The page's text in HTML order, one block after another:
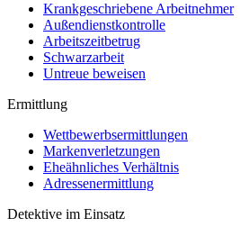
Krankgeschriebene Arbeitnehmer
Außendienstkontrolle
Arbeitszeitbetrug
Schwarzarbeit
Untreue beweisen
Ermittlung
Wettbewerbsermittlungen
Markenverletzungen
Eheähnliches Verhältnis
Adressenermittlung
Detektive im Einsatz